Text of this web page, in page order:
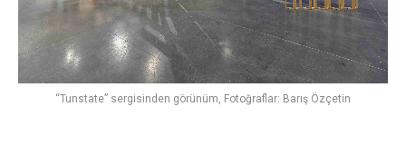
“Tunstate” sergisinden görünüm, Fotoğraflar: Barış Özçetin